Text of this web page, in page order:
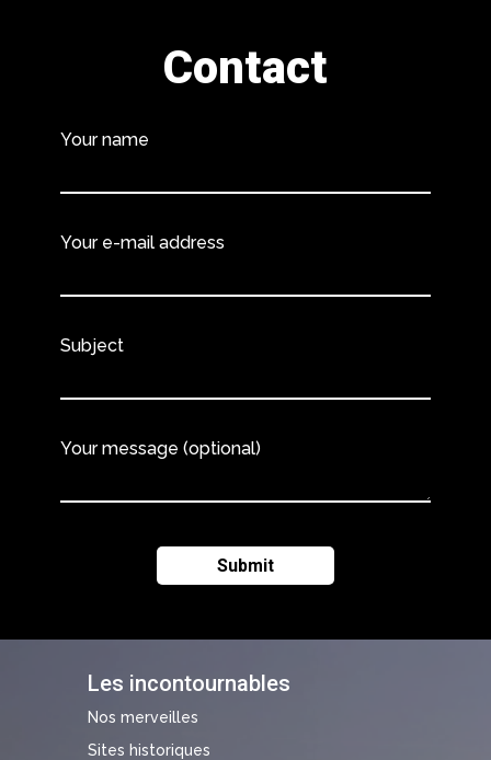
Les incontournables
Nos merveilles
Sites historiques
Contact
Your name
Your e-mail address
Subject
Your message (optional)